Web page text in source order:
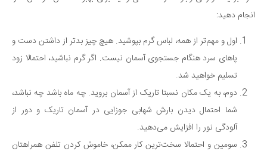
انجام دهید:
اول و مهم‌تر از همه، لباس گرم بپوشید. هیچ چیز بدتر از داشتن دست و
پاهای سرد هنگام جستجوی آسمان نیست. اگر گرم نباشید، احتمالا زود
تسلیم خواهید شد.
دوم، به یک مکان نسبتا تاریک از آسمان بروید. چه ماه باشد چه نباشد،
شما احتمال دیدن بارش شهابی جوزایی در آسمان تاریک و دور از
آلودگی نور را افزایش می‌دهید.
سومین و احتمالا سخت‌ترین کار ممکن، خاموش کردن تلفن همراهتان